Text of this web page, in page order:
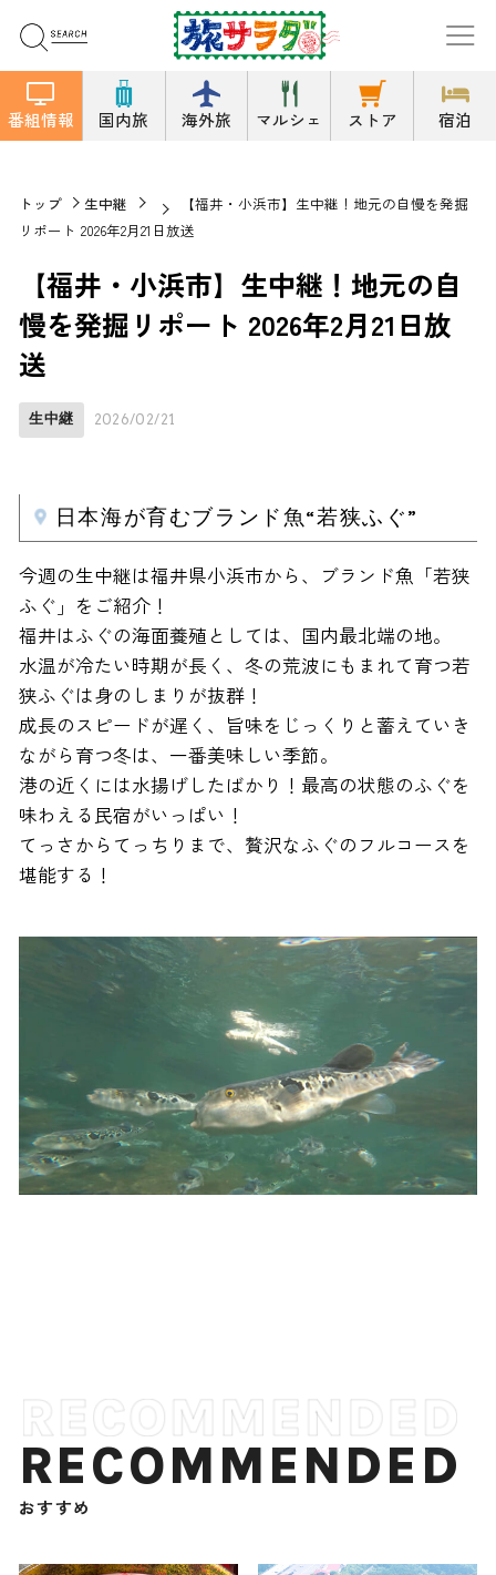
番組情報 国内旅 海外旅 マルシェ ストア 宿泊
トップ 生中継
【福井・小浜市】生中継！地元の自慢を発掘
リポート 2026年2月21日放送
【福井・小浜市】生中継！地元の自
慢を発掘リポート 2026年2月21日放
送
生中継 2026/02/21
日本海が育むブランド魚“若狭ふぐ”
今週の生中継は福井県小浜市から、ブランド魚「若狭
ふぐ」をご紹介！
福井はふぐの海面養殖としては、国内最北端の地。
水温が冷たい時期が長く、冬の荒波にもまれて育つ若
狭ふぐは身のしまりが抜群！
成長のスピードが遅く、旨味をじっくりと蓄えていき
ながら育つ冬は、一番美味しい季節。
港の近くには水揚げしたばかり！最高の状態のふぐを
味わえる民宿がいっぱい！
てっさからてっちりまで、贅沢なふぐのフルコースを
堪能する！
RECOMMENDED
おすすめ